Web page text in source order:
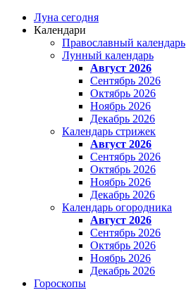
Луна сегодня
Календари
Православный календарь
Лунный календарь
Август 2026
Сентябрь 2026
Октябрь 2026
Ноябрь 2026
Декабрь 2026
Календарь стрижек
Август 2026
Сентябрь 2026
Октябрь 2026
Ноябрь 2026
Декабрь 2026
Календарь огородника
Август 2026
Сентябрь 2026
Октябрь 2026
Ноябрь 2026
Декабрь 2026
Гороскопы